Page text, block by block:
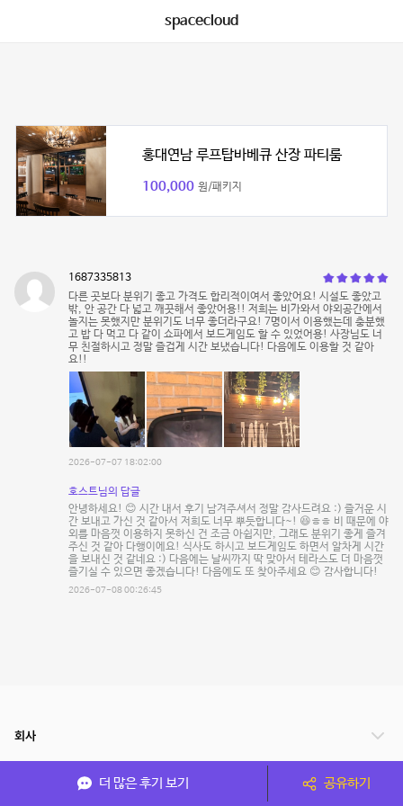
spacecloud
홍대연남 루프탑바베큐 산장 파티룸
100,000 원/패키지
1687335813
다른 곳보다 분위기 좋고 가격도 합리적이여서 좋았어요! 시설도 좋았고
밖, 안 공간 다 넓고 깨끗해서 좋았어용!! 저희는 비가와서 야외공간에서
놀지는 못했지만 분위기도 너무 좋더라구요! 7명이서 이용했는데 충분했
고 밥 다 먹고 다 같이 쇼파에서 보드게임도 할 수 있었어용! 사장님도 너
무 친절하시고 정말 즐겁게 시간 보냈습니다! 다음에도 이용할 것 같아
요!!
2026-07-07 18:02:00
호스트님의 답글
안녕하세요! 😊 시간 내서 후기 남겨주셔서 정말 감사드려요 :) 즐거운 시
간 보내고 가신 것 같아서 저희도 너무 뿌듯합니다~! 😆ㅎㅎ 비 때문에 야
외를 마음껏 이용하지 못하신 건 조금 아쉽지만, 그래도 분위기 좋게 즐겨
주신 것 같아 다행이에요! 식사도 하시고 보드게임도 하면서 알차게 시간
을 보내신 것 같네요 :) 다음에는 날씨까지 딱 맞아서 테라스도 더 마음껏
즐기실 수 있으면 좋겠습니다! 다음에도 또 찾아주세요 😊 감사합니다!
2026-07-08 00:26:45
더 많은 후기 보기 공유하기
회사